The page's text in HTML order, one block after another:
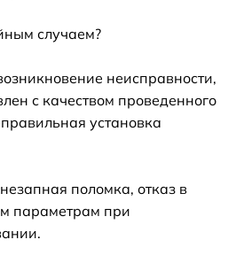
случаем?
неисправности,
с качеством проведенного
установка
поломка, отказ в
параметрам при